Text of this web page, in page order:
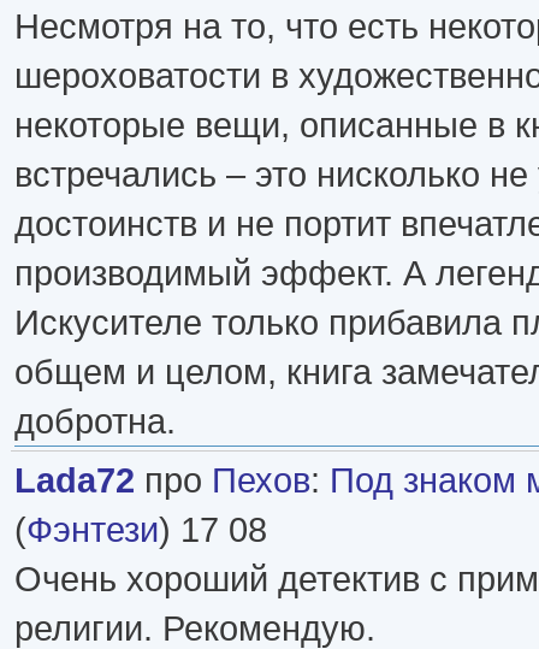
Несмотря на то, что есть
шероховатости в
некоторые вещи, описанные в
встречались – это нисколько
достоинств и не портит
производимый эффект. А
Искусителе только прибавила
общем и целом, книга
добротна.
Lada72 про Пехов: Под знаком
(Фэнтези) 17 08
Очень хороший детектив с
религии. Рекомендую.